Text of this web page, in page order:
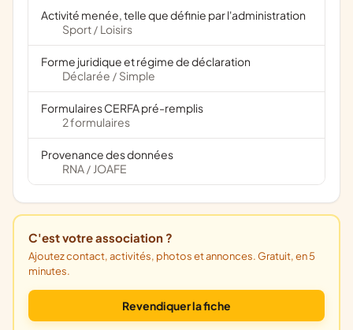
Activité menée, telle que définie par l'administration
Sport / Loisirs
Forme juridique et régime de déclaration
Déclarée / Simple
Formulaires CERFA pré-remplis
2 formulaires
Provenance des données
RNA / JOAFE
C'est votre association ?
Ajoutez contact, activités, photos et annonces. Gratuit, en 5
minutes.
Revendiquer la fiche